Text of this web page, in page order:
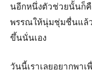
นอีกหนึ่งตัวช่วยนั้นก็
พรรณให้นุ่มชุ่มชื่นแล้ว
ขึ้นนั่นเอง
วันนี้เราเลยอยากพา